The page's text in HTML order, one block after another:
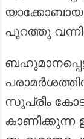
യാക്കോബായ
പുറത്തു
സുപ്രീം
കാണിക്കുന്ന